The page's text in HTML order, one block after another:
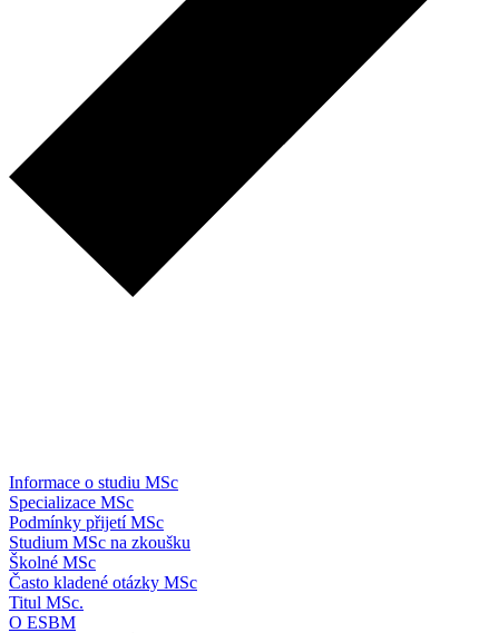
Informace o studiu MSc
Specializace MSc
Podmínky přijetí MSc
Studium MSc na zkoušku
Školné MSc
Často kladené otázky MSc
Titul MSc.
O ESBM